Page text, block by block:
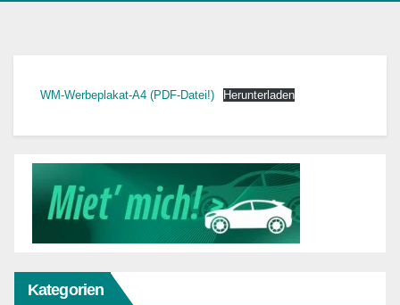
WM-Werbeplakat-A4 (PDF-Datei!) Herunterladen
Kategorien